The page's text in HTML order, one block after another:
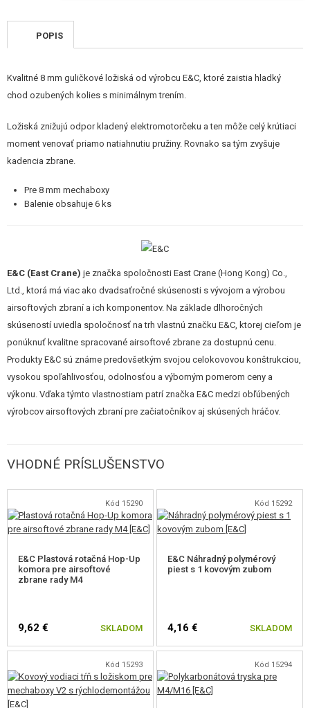
SEBAOBRANA, VÝCVIK, NOŽE
JEDLO
STAVEBNICE, MODELY
NOVÝ TOVAR
ZĽAVY, AKCIE
KONTAKT
POPIS
Kvalitné 8 mm guličkové ložiská od výrobcu E&C, ktoré zaistia hladký
chod ozubených kolies s minimálnym trením.
Ložiská znižujú odpor kladený elektromotorčeku a ten môže celý krútiaci
moment venovať priamo natiahnutiu pružiny. Rovnako sa tým zvyšuje
kadencia zbrane.
Pre 8 mm mechaboxy
Balenie obsahuje 6 ks
E&C (East Crane) je značka spoločnosti East Crane (Hong Kong) Co.,
Ltd., ktorá má viac ako dvadsaťročné skúsenosti s vývojom a výrobou
airsoftových zbraní a ich komponentov. Na základe dlhoročných
skúseností uviedla spoločnosť na trh vlastnú značku E&C, ktorej cieľom je
ponúknuť kvalitne spracované airsoftové zbrane za dostupnú cenu.
Produkty E&C sú známe predovšetkým svojou celokovovou konštrukciou,
vysokou spoľahlivosťou, odolnosťou a výborným pomerom ceny a
výkonu. Vďaka týmto vlastnostiam patrí značka E&C medzi obľúbených
výrobcov airsoftových zbraní pre začiatočníkov aj skúsených hráčov.
VHODNÉ PRÍSLUŠENSTVO
Kód 15290
E&C Plastová rotačná Hop-Up
komora pre airsoftové
zbrane rady M4
9,62 € SKLADOM
Kód 15292
E&C Náhradný polymérový
piest s 1 kovovým zubom
4,16 € SKLADOM
Kód 15293 Kód 15294